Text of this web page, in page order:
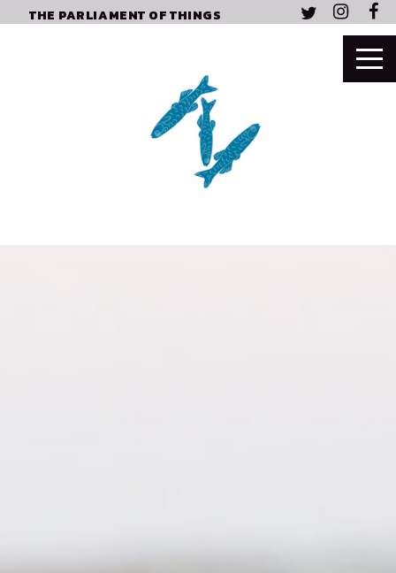
THE PARLIAMENT OF THINGS
AMBASSADE
VAN DE
NOORDZEE